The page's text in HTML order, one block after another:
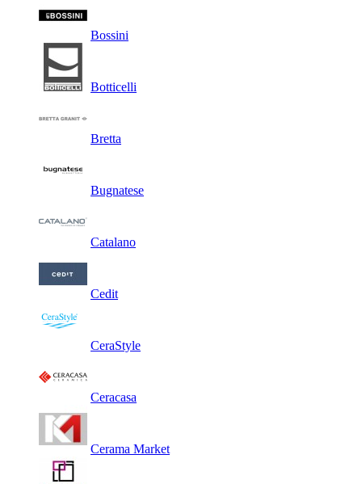
Bossini
Botticelli
Bretta
Bugnatese
Catalano
Cedit
CeraStyle
Ceracasa
Cerama Market